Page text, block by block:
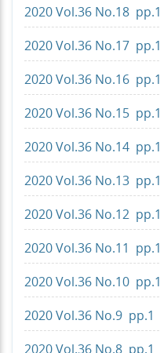
2020 Vol.36 No.18 pp.1
2020 Vol.36 No.17 pp.1
2020 Vol.36 No.16 pp.1
2020 Vol.36 No.15 pp.1
2020 Vol.36 No.14 pp.1
2020 Vol.36 No.13 pp.1
2020 Vol.36 No.12 pp.1
2020 Vol.36 No.11 pp.1
2020 Vol.36 No.10 pp.1
2020 Vol.36 No.9 pp.1
2020 Vol.36 No.8 pp.1